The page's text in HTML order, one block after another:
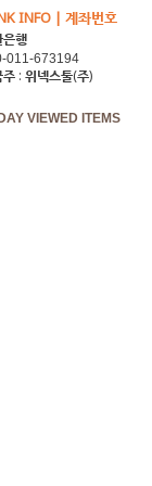
INFO | 계좌번호
은행
: 위넥스툴(주)
VIEWED ITEMS